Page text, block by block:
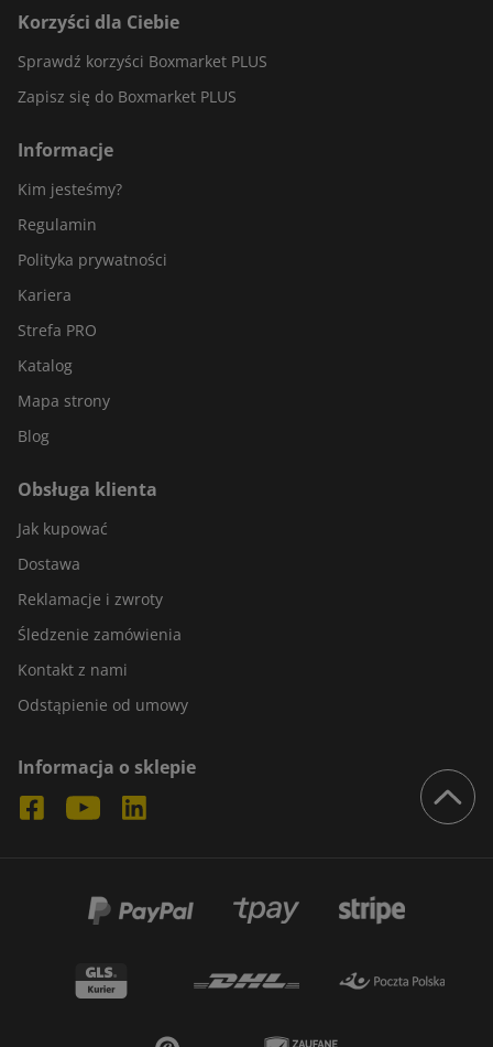
Korzyści dla Ciebie
Sprawdź korzyści Boxmarket PLUS
Zapisz się do Boxmarket PLUS
Informacje
Kim jesteśmy?
Regulamin
Polityka prywatności
Kariera
Strefa PRO
Katalog
Mapa strony
Blog
Obsługa klienta
Jak kupować
Dostawa
Reklamacje i zwroty
Śledzenie zamówienia
Kontakt z nami
Odstąpienie od umowy
Informacja o sklepie